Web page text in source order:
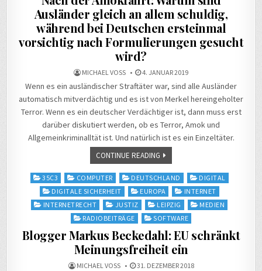
Ausländer gleich an allem schuldig,
während bei Deutschen ersteinmal
vorsichtig nach Formulierungen gesucht
wird?
MICHAEL VOSS 4. JANUAR 2019
Wenn es ein ausländischer Straftäter war, sind alle Ausländer
automatisch mitverdächtig und es ist von Merkel hereingeholter
Terror. Wenn es ein deutscher Verdächtiger ist, dann muss erst
darüber diskutiert werden, ob es Terror, Amok und
Allgemeinkriminalltät ist. Und natürlich ist es ein Einzeltäter.
CONTINUE READING
Posted
35C3 COMPUTER DEUTSCHLAND
DIGITAL
DIGITALE SICHERHEIT
EUROPA
INTERNET
INTERNETRECHT
JUSTIZ LEIPZIG
MEDIEN
RADIOBEITRÄGE
SOFTWARE
Blogger Markus Beckedahl: EU schränkt
Meinungsfreiheit ein
MICHAEL VOSS 31. DEZEMBER 2018